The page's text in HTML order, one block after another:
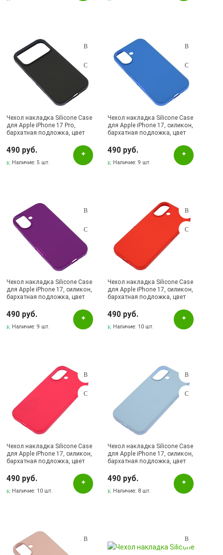
Лениногорск, ул.Кутузова, 9А, (БРИЗ)
Октябрьский, пр-кт Ленина, 59/1 (ВЕРБА)
Октябрьский, ул.Островского, 6А / Б113, ТЦ АСТРУМ
ПВЗ (Доставка)
ПВЗ (Москва)
Проверка.Брак.Диагностика
СКЛАД Бугульма, ул.Гафиатуллина, 45
Скуд.Видео
Чехол накладка Silicone Case
для Apple iPhone 17 Pro,
бархатная подложка, цвет
490 руб.
Наличие:5 шт.
Чехол накладка Silicone Case
для Apple iPhone 17, силикон,
бархатная подложка, цвет
490 руб.
Наличие:9 шт.
Чехол накладка Silicone Case
для Apple iPhone 17, силикон,
бархатная подложка, цвет
490 руб.
Наличие:9 шт.
Чехол накладка Silicone Case
для Apple iPhone 17, силикон,
бархатная подложка, цвет
490 руб.
Наличие: 10 шт.
Чехол накладка Silicone Case
для Apple iPhone 17, силикон,
бархатная подложка, цвет
490 руб.
Наличие: 10 шт.
Чехол накладка Silicone Case
для Apple iPhone 17, силикон,
бархатная подложка, цвет
490 руб.
Наличие: 8 шт.